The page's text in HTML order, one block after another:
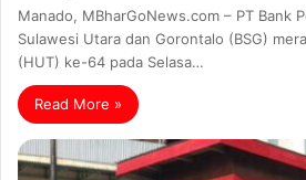
Manado, MBharGoNews.com – PT Bank
Sulawesi Utara dan Gorontalo (BSG)
(HUT) ke-64 pada Selasa…
Read More »